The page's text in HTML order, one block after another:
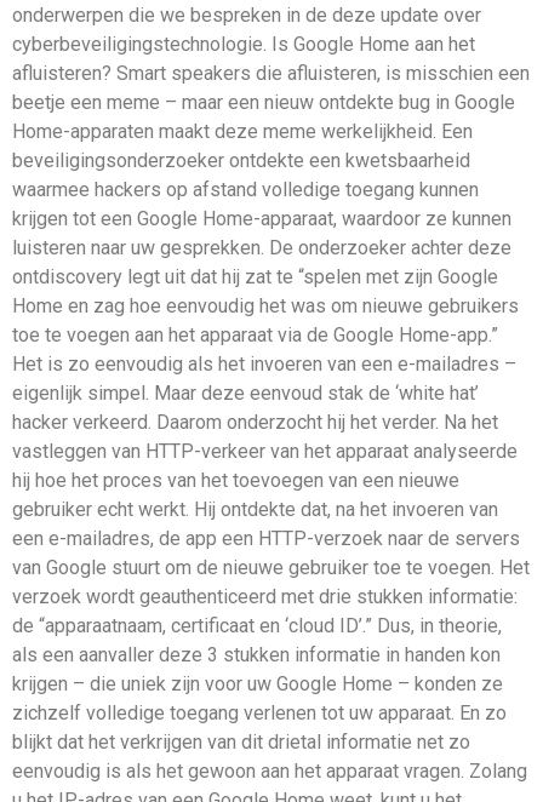
onderwerpen die we bespreken in de deze update over
cyberbeveiligingstechnologie. Is Google Home aan het
afluisteren? Smart speakers die afluisteren, is misschien een
beetje een meme – maar een nieuw ontdekte bug in Google
Home-apparaten maakt deze meme werkelijkheid. Een
beveiligingsonderzoeker ontdekte een kwetsbaarheid
waarmee hackers op afstand volledige toegang kunnen
krijgen tot een Google Home-apparaat, waardoor ze kunnen
luisteren naar uw gesprekken. De onderzoeker achter deze
ontdiscovery legt uit dat hij zat te “spelen met zijn Google
Home en zag hoe eenvoudig het was om nieuwe gebruikers
toe te voegen aan het apparaat via de Google Home-app.”
Het is zo eenvoudig als het invoeren van een e-mailadres –
eigenlijk simpel. Maar deze eenvoud stak de ‘white hat’
hacker verkeerd. Daarom onderzocht hij het verder. Na het
vastleggen van HTTP-verkeer van het apparaat analyseerde
hij hoe het proces van het toevoegen van een nieuwe
gebruiker echt werkt. Hij ontdekte dat, na het invoeren van
een e-mailadres, de app een HTTP-verzoek naar de servers
van Google stuurt om de nieuwe gebruiker toe te voegen. Het
verzoek wordt geauthenticeerd met drie stukken informatie:
de “apparaatnaam, certificaat en ‘cloud ID’.” Dus, in theorie,
als een aanvaller deze 3 stukken informatie in handen kon
krijgen – die uniek zijn voor uw Google Home – konden ze
zichzelf volledige toegang verlenen tot uw apparaat. En zo
blijkt dat het verkrijgen van dit drietal informatie net zo
eenvoudig is als het gewoon aan het apparaat vragen. Zolang